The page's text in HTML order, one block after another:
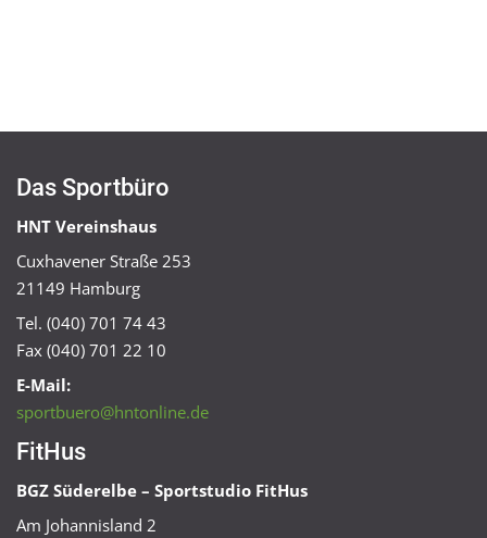
Das Sportbüro
HNT Vereinshaus
Cuxhavener Straße 253
21149 Hamburg
Tel. (040) 701 74 43
Fax (040) 701 22 10
E-Mail:
sportbuero@hntonline.de
FitHus
BGZ Süderelbe – Sportstudio FitHus
Am Johannisland 2